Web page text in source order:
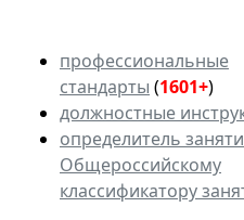
профессиональные
стандарты (1601+)
должностные
определитель
Общероссийскому
классификатору